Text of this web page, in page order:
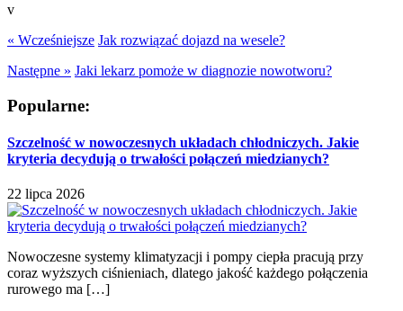
v
« Wcześniejsze Jak rozwiązać dojazd na wesele?
Następne » Jaki lekarz pomoże w diagnozie nowotworu?
Popularne:
Szczelność w nowoczesnych układach chłodniczych. Jakie
kryteria decydują o trwałości połączeń miedzianych?
22 lipca 2026
Nowoczesne systemy klimatyzacji i pompy ciepła pracują przy
coraz wyższych ciśnieniach, dlatego jakość każdego połączenia
rurowego ma […]